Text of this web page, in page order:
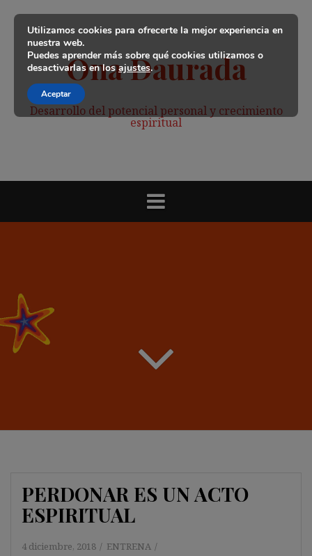
contenido
Ona Daurada
Desarrollo del potencial personal y crecimiento
espiritual
PERDONAR ES UN ACTO
ESPIRITUAL
4 diciembre, 2018 ENTRENA
Utilizamos cookies para ofrecerte la mejor experiencia en
nuestra web.
Puedes aprender más sobre qué cookies utilizamos o
desactivarlas en losajustes.
Aceptar